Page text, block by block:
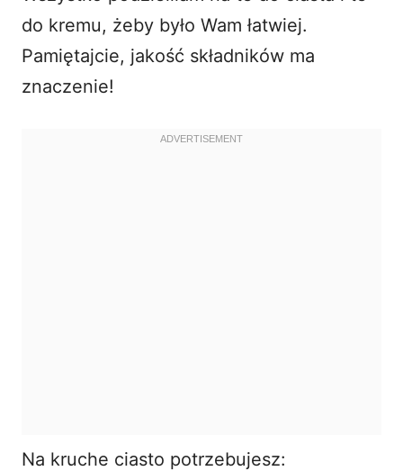
do kremu, żeby było Wam łatwiej.
Pamiętajcie, jakość składników ma
znaczenie!
Na kruche ciasto potrzebujesz: